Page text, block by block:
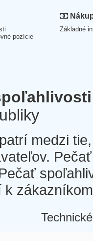
pozície
Základné
medzi
k